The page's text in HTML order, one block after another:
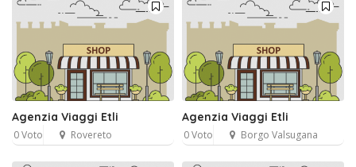
Agenzia Viaggi Etli
0 Voto Rovereto
Agenzia Viaggi Etli
0 Voto Borgo Valsugana